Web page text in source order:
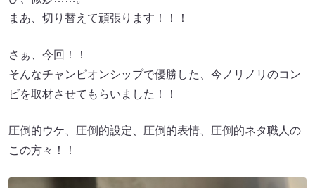
まあ、切り替えて頑張ります！！！
さぁ、今回！！
そんなチャンピオンシップで優勝した、今ノリノリのコン
ビを取材させてもらいました！！
圧倒的ウケ、圧倒的設定、圧倒的表情、圧倒的ネタ職人の
この方々！！